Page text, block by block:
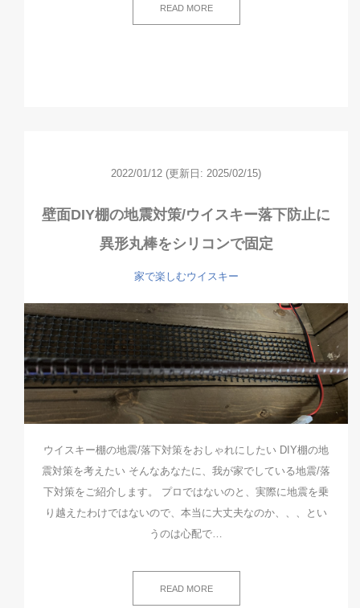
READ MORE
2022/01/12 (更新日: 2025/02/15)
壁面DIY棚の地震対策/ウイスキー落下防止に
異形丸棒をシリコンで固定
家で楽しむウイスキー
ウイスキー棚の地震/落下対策をおしゃれにしたい DIY棚の地
震対策を考えたい そんなあなたに、我が家でしている地震/落
下対策をご紹介します。 プロではないのと、実際に地震を乗
り越えたわけではないので、本当に大丈夫なのか、、、とい
うのは心配で…
READ MORE